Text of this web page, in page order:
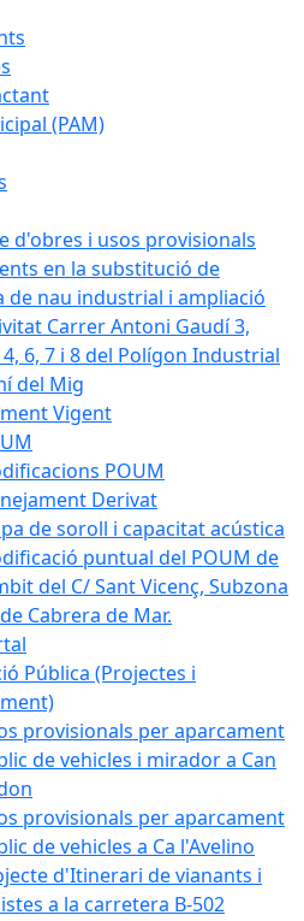
(PAM)
d'obres i usos provisionals
en la substitució de
de nau industrial i ampliació
Carrer Antoni Gaudí 3,
4, 6, 7 i 8 del Polígon Industrial
del Mig
Vigent
POUM
Derivat
de soroll i capacitat acústica
puntual del POUM de
del C/ Sant Vicenç, Subzona
Cabrera de Mar.
Pública (Projectes i
provisionals per aparcament
de vehicles i mirador a Can
provisionals per aparcament
de vehicles a Ca l'Avelino
d'Itinerari de vianants i
a la carretera B-502